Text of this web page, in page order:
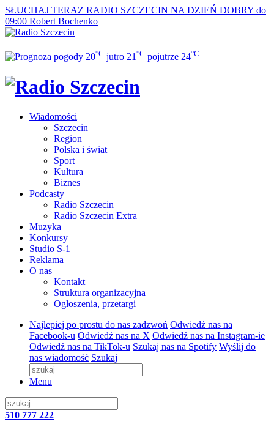
SŁUCHAJ TERAZ RADIO SZCZECIN NA DZIEŃ DOBRY do
09:00 Robert Bochenko
20°C jutro 21 °C pojutrze 24°C
Wiadomości
Szczecin
Region
Polska i świat
Sport
Kultura
Biznes
Podcasty
Radio Szczecin
Radio Szczecin Extra
Muzyka
Konkursy
Studio S-1
Reklama
O nas
Kontakt
Struktura organizacyjna
Ogłoszenia, przetargi
Najlepiej po prostu do nas zadzwoń Odwiedź nas na
Facebook-u Odwiedź nas na X Odwiedź nas na Instagram-ie
Odwiedź nas na TikTok-u Szukaj nas na Spotify Wyślij do
nas wiadomość Szukaj
Menu
510 777 222